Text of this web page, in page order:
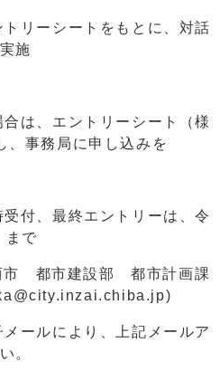
ーシートをもとに、対話
施
、エントリーシート（様
、事務局に申し込みを
最終エントリーは、令
まで
市建設部 都市計画課
により、上記メールア
。